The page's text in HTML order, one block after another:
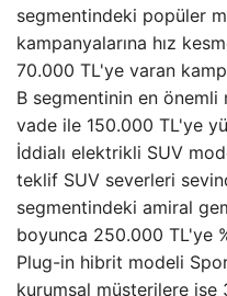
segmentindeki popüler
kampanyalarına hız
70.000 TL'ye varan
B segmentinin en
vade ile 150.000 TL'ye
İddialı elektrikli SUV
teklif SUV severleri
segmentindeki amiral
boyunca 250.000 TL'ye
Plug-in hibrit modeli
kurumsal müşterilere